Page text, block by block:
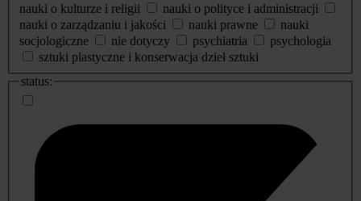
nauki o kulturze i religii
nauki o polityce i administracji
nauki o zarządzaniu i jakości
nauki prawne
nauki
socjologiczne
nie dotyczy psychiatria
psychologia
sztuki plastyczne i konserwacja dzieł sztuki
status: